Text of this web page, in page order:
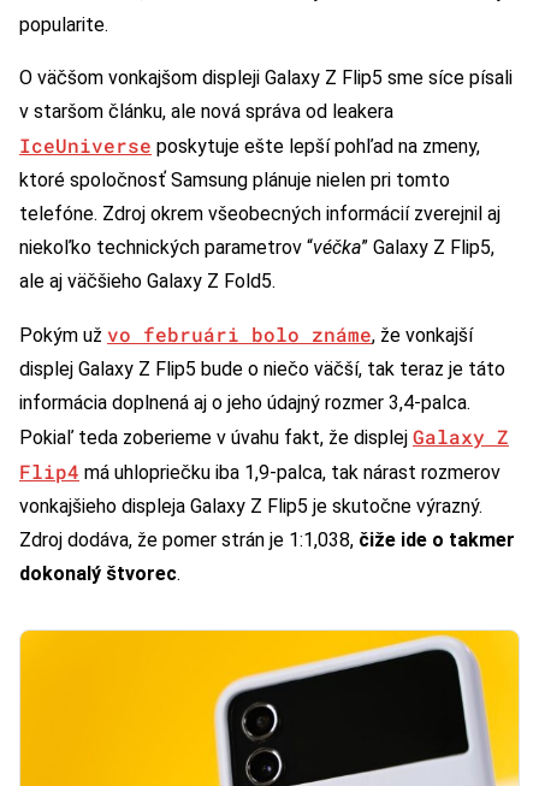
popularite.
O väčšom vonkajšom displeji Galaxy Z Flip5 sme síce písali
v staršom článku, ale nová správa od leakera
IceUniverse poskytuje ešte lepší pohľad na zmeny,
ktoré spoločnosť Samsung plánuje nielen pri tomto
telefóne. Zdroj okrem všeobecných informácií zverejnil aj
niekoľko technických parametrov “véčka” Galaxy Z Flip5,
ale aj väčšieho Galaxy Z Fold5.
Pokým už vo februári bolo známe, že vonkajší
displej Galaxy Z Flip5 bude o niečo väčší, tak teraz je táto
informácia doplnená aj o jeho údajný rozmer 3,4-palca.
Pokiaľ teda zoberieme v úvahu fakt, že displej Galaxy Z
Flip4 má uhlopriečku iba 1,9-palca, tak nárast rozmerov
vonkajšieho displeja Galaxy Z Flip5 je skutočne výrazný.
Zdroj dodáva, že pomer strán je 1:1,038, čiže ide o takmer
dokonalý štvorec.